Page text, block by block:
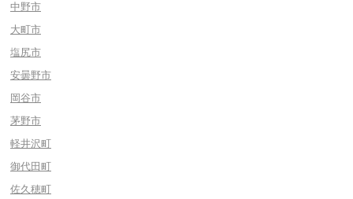
中野市
大町市
塩尻市
安曇野市
岡谷市
茅野市
軽井沢町
御代田町
佐久穂町